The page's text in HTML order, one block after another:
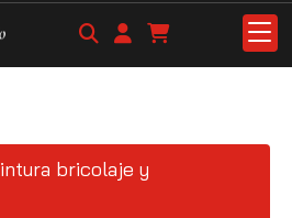
bricolaje y